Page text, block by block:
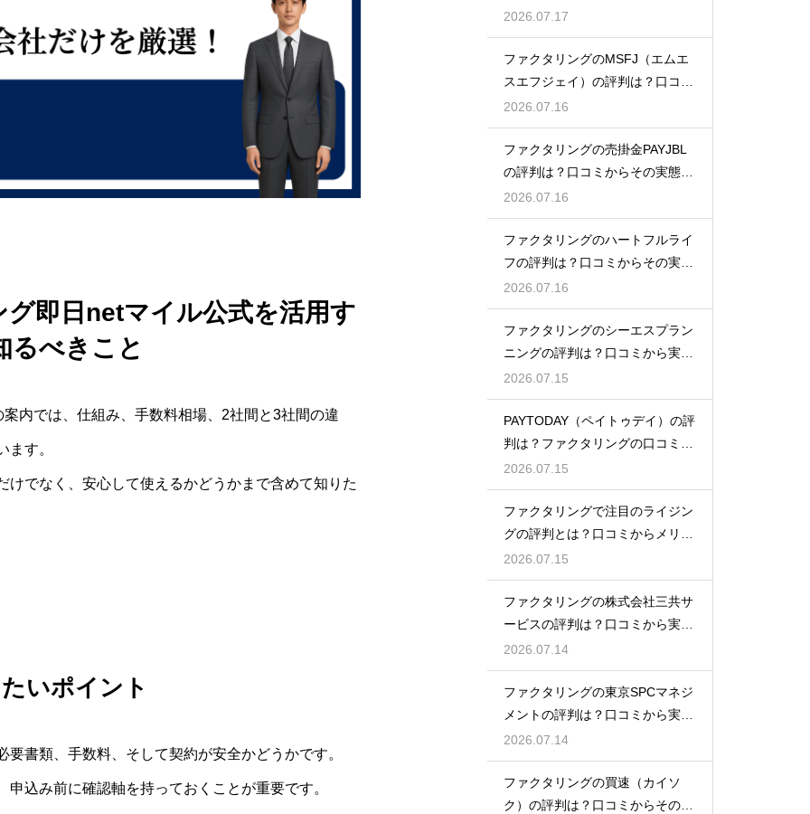
即日netマイル公式を活用す
るべきこと
内では、仕組み、手数料相場、2社間と3社間の違
す。
でなく、安心して使えるかどうかまで含めて知りた
いポイント
書類、手数料、そして契約が安全かどうかです。
込み前に確認軸を持っておくことが重要です。
2026.07.17
ファクタリングのMSFJ（エムエ
スエフジェイ）の評判は？口コミ
から検証
2026.07.16
ファクタリングの売掛金PAYJBL
の評判は？口コミからその実態を
徹底解説
2026.07.16
ファクタリングのハートフルライ
フの評判は？口コミからその実態
を徹底解説
2026.07.16
ファクタリングのシーエスプラン
ニングの評判は？口コミから実態
を徹底解説
2026.07.15
PAYTODAY（ペイトゥデイ）の評
判は？ファクタリングの口コミ検
証
2026.07.15
ファクタリングで注目のライジン
グの評判とは？口コミからメリッ
トを徹底解説
2026.07.15
ファクタリングの株式会社三共サ
ービスの評判は？口コミから実態
を徹底解説
2026.07.14
ファクタリングの東京SPCマネジ
メントの評判は？口コミから実態
を徹底解説
2026.07.14
ファクタリングの買速（カイソ
ク）の評判は？口コミからその実